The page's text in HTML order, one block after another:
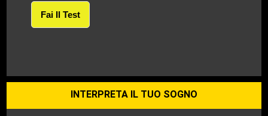
Fai Il Test
INTERPRETA IL TUO SOGNO